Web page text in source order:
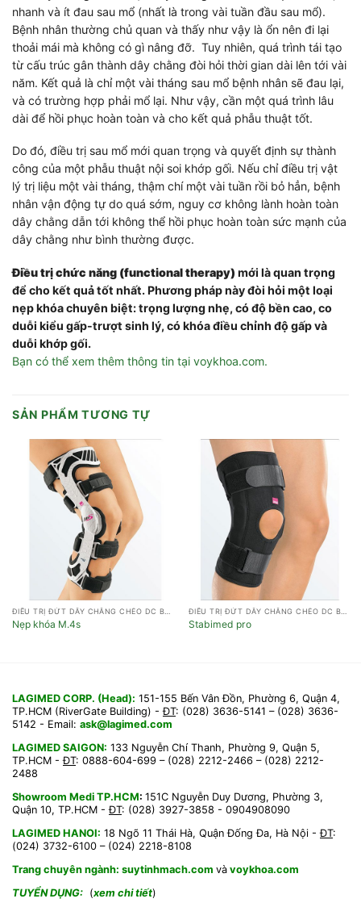
nhanh và ít đau sau mổ (nhất là trong vài tuần đầu sau mổ).
Bệnh nhân thường chủ quan và thấy như vậy là ổn nên đi lại
thoải mái mà không có gì nâng đỡ. Tuy nhiên, quá trình tái tạo
từ cấu trúc gân thành dây chằng đòi hỏi thời gian dài lên tới vài
năm. Kết quả là chỉ một vài tháng sau mổ bệnh nhân sẽ đau lại,
và có trường hợp phải mổ lại. Như vậy, cần một quá trình lâu
dài để hồi phục hoàn toàn và cho kết quả phẫu thuật tốt.
Do đó, điều trị sau mổ mới quan trọng và quyết định sự thành
công của một phẫu thuật nội soi khớp gối. Nếu chỉ điều trị vật
lý trị liệu một vài tháng, thậm chí một vài tuần rồi bỏ hẳn, bệnh
nhân vận động tự do quá sớm, nguy cơ không lành hoàn toàn
dây chằng dẫn tới không thể hồi phục hoàn toàn sức mạnh của
dây chằng như bình thường được.
Điều trị chức năng (functional therapy) mới là quan trọng
để cho kết quả tốt nhất. Phương pháp này đòi hỏi một loại
nẹp khóa chuyên biệt: trọng lượng nhẹ, có độ bền cao, co
duỗi kiểu gấp-trượt sinh lý, có khóa điều chỉnh độ gấp và
duỗi khớp gối.
Bạn có thể xem thêm thông tin tại voykhoa.com.
SẢN PHẨM TƯƠNG TỰ
Nẹp khóa M.4s Stabimed pro
LAGIMED CORP. (Head): 151-155 Bến Vân Đồn, Phường 6, Quận 4,
TP.HCM (RiverGate Building) -ĐT: (028) 3636-5141 – (028) 3636-
5142 - Email: ask@lagimed.com
LAGIMED SAIGON: 133 Nguyễn Chí Thanh, Phường 9, Quận 5,
TP.HCM -ĐT: 0888-604-699 – (028) 2212-2466 – (028) 2212-
2488
Showroom Medi TP.HCM: 151C Nguyễn Duy Dương, Phường 3,
Quận 10, TP.HCM -ĐT: (028) 3927-3858 - 0904908090
LAGIMED HANOI: 18 Ngõ 11 Thái Hà, Quận Đống Đa, Hà Nội -ĐT:
(024) 3732-6100 – (024) 2218-8108
Trang chuyên ngành: suytinhmach.com và voykhoa.com
TUYỂN DỤNG: (xem chi tiết)